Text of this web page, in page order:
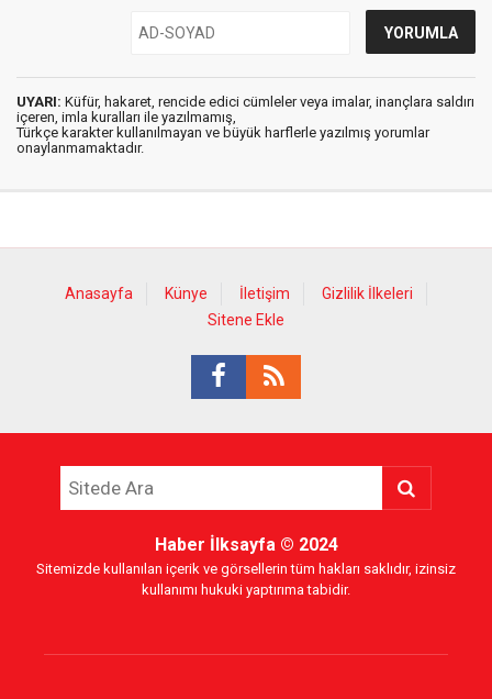
UYARI: Küfür, hakaret, rencide edici cümleler veya imalar, inançlara saldırı
içeren, imla kuralları ile yazılmamış,
Türkçe karakter kullanılmayan ve büyük harflerle yazılmış yorumlar
onaylanmamaktadır.
Anasayfa Künye İletişim
Gizlilik İlkeleri
Sitene Ekle
Haber İlksayfa© 2024
Sitemizde kullanılan içerik ve görsellerin tüm hakları saklıdır, izinsiz
kullanımı hukuki yaptırıma tabidir.